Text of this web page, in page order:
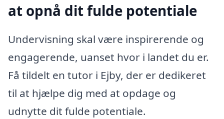
at opnå dit fulde potentiale
Undervisning skal være inspirerende og
engagerende, uanset hvor i landet du er.
Få tildelt en tutor i Ejby, der er dedikeret
til at hjælpe dig med at opdage og
udnytte dit fulde potentiale.